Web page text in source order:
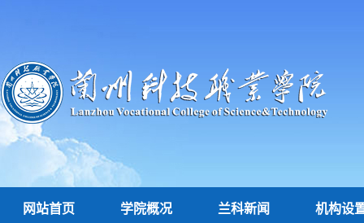
网站首页 学院概况 兰科新闻 机构设